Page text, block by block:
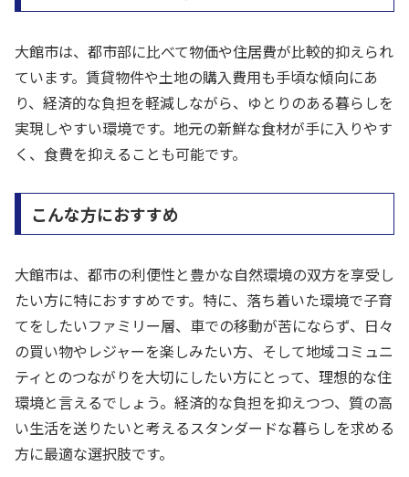
大館市は、都市部に比べて物価や住居費が比較的抑えられ
ています。賃貸物件や土地の購入費用も手頃な傾向にあ
り、経済的な負担を軽減しながら、ゆとりのある暮らしを
実現しやすい環境です。地元の新鮮な食材が手に入りやす
く、食費を抑えることも可能です。
こんな方におすすめ
大館市は、都市の利便性と豊かな自然環境の双方を享受し
たい方に特におすすめです。特に、落ち着いた環境で子育
てをしたいファミリー層、車での移動が苦にならず、日々
の買い物やレジャーを楽しみたい方、そして地域コミュニ
ティとのつながりを大切にしたい方にとって、理想的な住
環境と言えるでしょう。経済的な負担を抑えつつ、質の高
い生活を送りたいと考えるスタンダードな暮らしを求める
方に最適な選択肢です。